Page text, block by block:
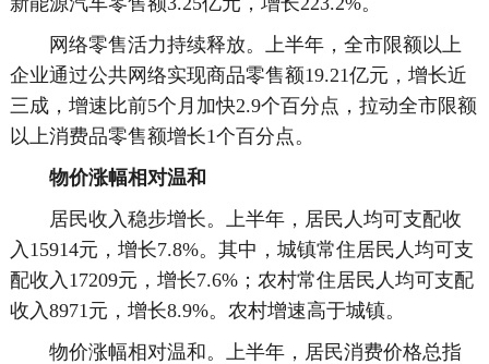
网络零售活力持续释放。上半年，全市限额以上
企业通过公共网络实现商品零售额19.21亿元，增长近
三成，增速比前5个月加快2.9个百分点，拉动全市限额
以上消费品零售额增长1个百分点。
物价涨幅相对温和
居民收入稳步增长。上半年，居民人均可支配收
入15914元，增长7.8%。其中，城镇常住居民人均可支
配收入17209元，增长7.6%；农村常住居民人均可支配
收入8971元，增长8.9%。农村增速高于城镇。
物价涨幅相对温和。上半年，居民消费价格总指